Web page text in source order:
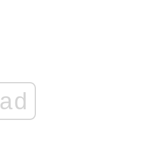
ad